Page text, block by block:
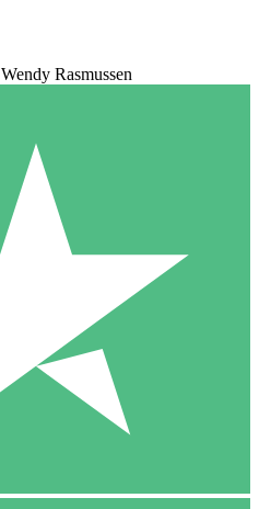
Wendy Rasmussen